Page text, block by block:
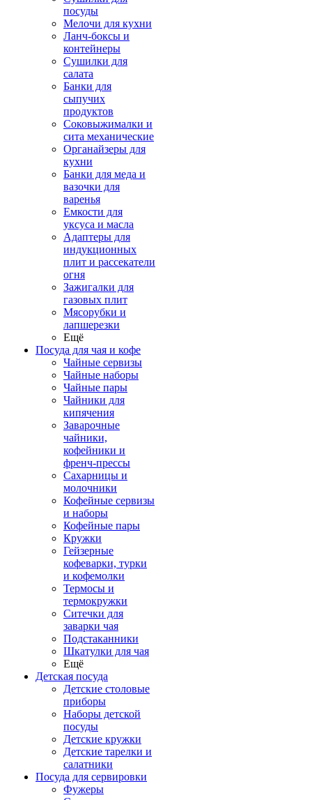
посуды
Мелочи для кухни
Ланч-боксы и
контейнеры
Сушилки для
салата
Банки для
сыпучих
продуктов
Соковыжималки и
сита механические
Органайзеры для
кухни
Банки для меда и
вазочки для
варенья
Емкости для
уксуса и масла
Адаптеры для
индукционных
плит и рассекатели
огня
Зажигалки для
газовых плит
Мясорубки и
лапшерезки
Ещё
Посуда для чая и кофе
Чайные сервизы
Чайные наборы
Чайные пары
Чайники для
кипячения
Заварочные
чайники,
кофейники и
френч-прессы
Сахарницы и
молочники
Кофейные сервизы
и наборы
Кофейные пары
Кружки
Гейзерные
кофеварки, турки
и кофемолки
Термосы и
термокружки
Ситечки для
заварки чая
Подстаканники
Шкатулки для чая
Ещё
Детская посуда
Детские столовые
приборы
Наборы детской
посуды
Детские кружки
Детские тарелки и
салатники
Посуда для сервировки
Фужеры